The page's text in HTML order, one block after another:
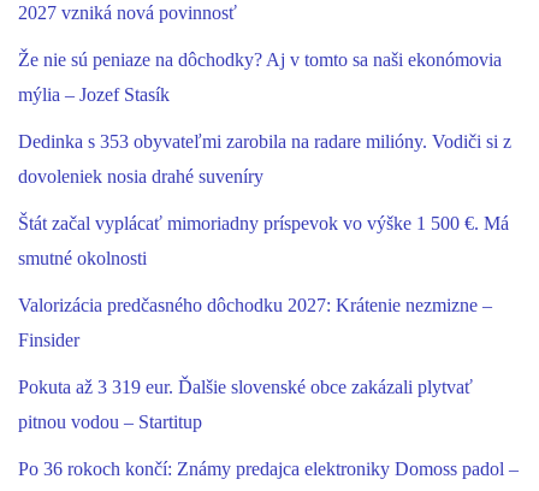
2027 vzniká nová povinnosť
Že nie sú peniaze na dôchodky? Aj v tomto sa naši ekonómovia
mýlia – Jozef Stasík
Dedinka s 353 obyvateľmi zarobila na radare milióny. Vodiči si z
dovoleniek nosia drahé suveníry
Štát začal vyplácať mimoriadny príspevok vo výške 1 500 €. Má
smutné okolnosti
Valorizácia predčasného dôchodku 2027: Krátenie nezmizne –
Finsider
Pokuta až 3 319 eur. Ďalšie slovenské obce zakázali plytvať
pitnou vodou – Startitup
Po 36 rokoch končí: Známy predajca elektroniky Domoss padol –